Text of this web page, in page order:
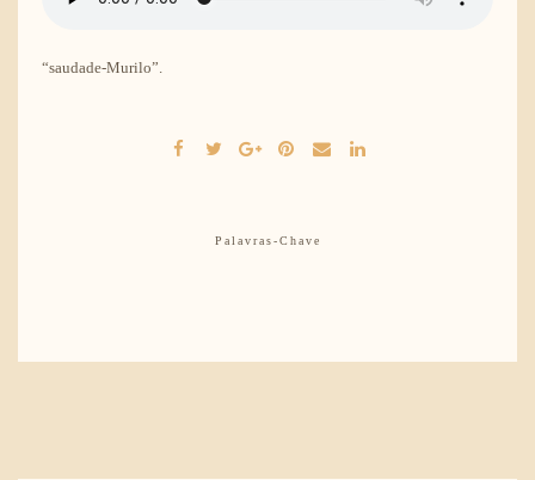
“saudade-Murilo”.
Palavras-Chave